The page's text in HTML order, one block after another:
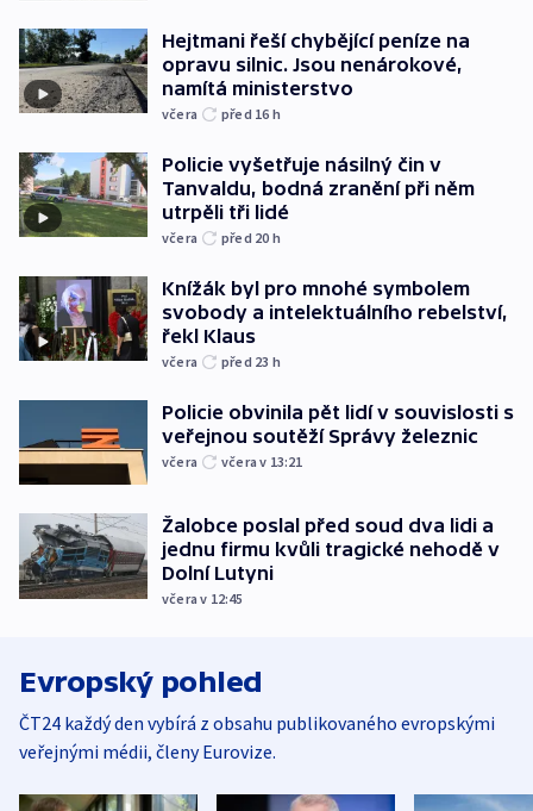
Hejtmani řeší chybějící peníze na
opravu silnic. Jsou nenárokové,
namítá ministerstvo
včera před 16 h
Policie vyšetřuje násilný čin v
Tanvaldu, bodná zranění při něm
utrpěli tři lidé
včera před 20 h
Knížák byl pro mnohé symbolem
svobody a intelektuálního rebelství,
řekl Klaus
včera před 23 h
Policie obvinila pět lidí v souvislosti s
veřejnou soutěží Správy železnic
včera včera v 13:21
Žalobce poslal před soud dva lidi a
jednu firmu kvůli tragické nehodě v
Dolní Lutyni
včera v 12:45
Evropský pohled
ČT24 každý den vybírá z obsahu publikovaného evropskými
veřejnými médii, členy Eurovize.